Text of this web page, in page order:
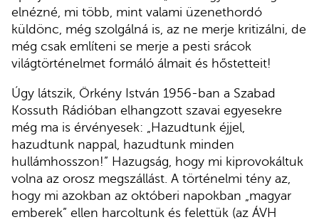
elnézné, mi több, mint valami üzenethordó
küldönc, még szolgálná is, az ne merje kritizálni, de
még csak említeni se merje a pesti srácok
világtörténelmet formáló álmait és hőstetteit!
Úgy látszik, Örkény István 1956-ban a Szabad
Kossuth Rádióban elhangzott szavai egyesekre
még ma is érvényesek: „Hazudtunk éjjel,
hazudtunk nappal, hazudtunk minden
hullámhosszon!” Hazugság, hogy mi kiprovokáltuk
volna az orosz megszállást. A történelmi tény az,
hogy mi azokban az októberi napokban „magyar
emberek” ellen harcoltunk és felettük (az ÁVH